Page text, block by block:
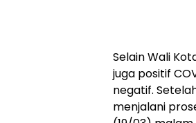
Selain Wali
juga positif
negatif.
menjalani